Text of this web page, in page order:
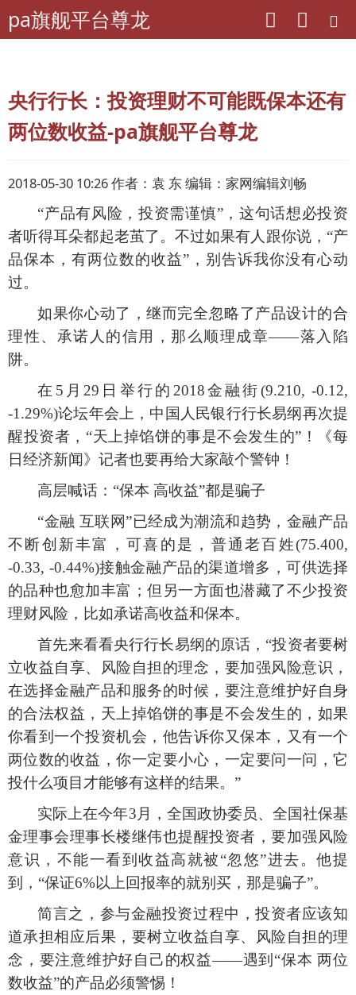
pa旗舰平台尊龙
pa旗舰平台尊龙 理财 理财指导
央行行长：投资理财不可能既保本还有
两位数收益-pa旗舰平台尊龙
2018-05-30 10:26 作者：袁 东 编辑：家网编辑刘畅
“产品有风险，投资需谨慎”，这句话想必投资
者听得耳朵都起老茧了。不过如果有人跟你说，“产
品保本，有两位数的收益”，别告诉我你没有心动
过。
如果你心动了，继而完全忽略了产品设计的合
理性、承诺人的信用，那么顺理成章——落入陷
阱。
在 5月29日举行的2018金融街(9.210, -0.12,
-1.29%)论坛年会上，中国人民银行行长易纲再次提
醒投资者，“天上掉馅饼的事是不会发生的”！《每
日经济新闻》记者也要再给大家敲个警钟！
高层喊话： “保本 高收益”都是骗子
“金融 互联网”已经成为潮流和趋势，金融产品
不断创新丰富，可喜的是，普通老百姓(75.400,
-0.33, -0.44%)接触金融产品的渠道增多，可供选择
的品种也愈加丰富；但另一方面也潜藏了不少投资
理财风险，比如承诺高收益和保本。
首先来看看央行行长易纲的原话， “投资者要树
立收益自享、风险自担的理念，要加强风险意识，
在选择金融产品和服务的时候，要注意维护好自身
的合法权益，天上掉馅饼的事是不会发生的，如果
你看到一个投资机会，他告诉你又保本，又有一个
两位数的收益，你一定要小心，一定要问一问，它
投什么项目才能够有这样的结果。”
实际上在今年3月，全国政协委员、全国社保基
金理事会理事长楼继伟也提醒投资者，要加强风险
意识，不能一看到收益高就被“忽悠”进去。他提
到，“保证6%以上回报率的就别买，那是骗子”。
简言之，参与金融投资过程中，投资者应该知
道承担相应后果，要树立收益自享、风险自担的理
念，要注意维护好自己的权益——遇到“保本 两位
数收益”的产品必须警惕！